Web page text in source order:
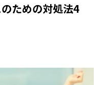
ための対処法4